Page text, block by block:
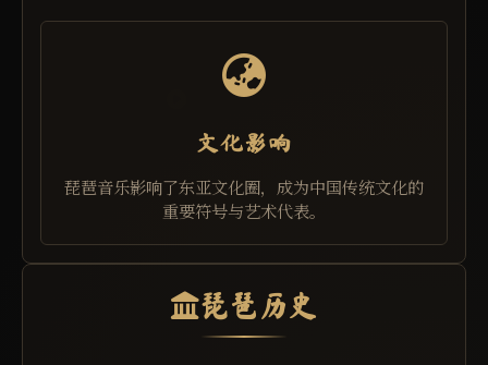
文化影响
琵琶音乐影响了东亚文化圈，成为中国传统文化的
重要符号与艺术代表。
琵琶历史